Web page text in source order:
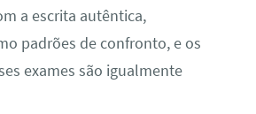
a escrita autêntica,
padrões de confronto, e os
exames são igualmente